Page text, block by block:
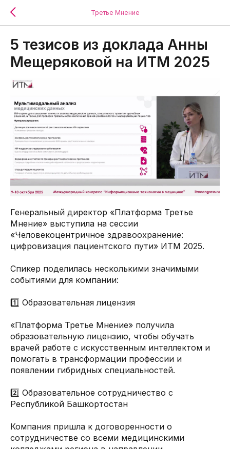
Третье Мнение
5 тезисов из доклада Анны
Мещеряковой на ИТМ 2025
Генеральный директор «Платформа Третье
Мнение» выступила на сессии
«Человекоцентричное здравоохранение:
цифровизация пациентского пути» ИТМ 2025.
Спикер поделилась несколькими значимыми
событиями для компании:
1️⃣ Образовательная лицензия
«Платформа Третье Мнение» получила
образовательную лицензию, чтобы обучать
врачей работе с искусственным интеллектом и
помогать в трансформации профессии и
появлении гибридных специальностей.
2️⃣ Образовательное сотрудничество с
Республикой Башкортостан
Компания пришла к договоренности о
сотрудничестве со всеми медицинскими